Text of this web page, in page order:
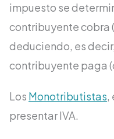
impuesto se
contribuyente cobra
deduciendo, es
contribuyente paga
Los Monotributistas,
presentar IVA.